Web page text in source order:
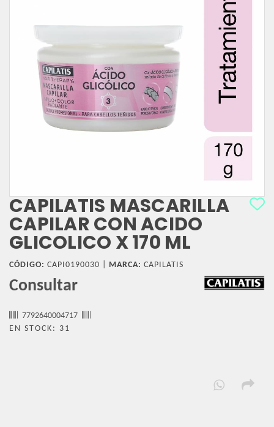
CAPILATIS MASCARILLA
CAPILAR CON ACIDO
GLICOLICO X 170 ML
CÓDIGO: CAPI0190030 | MARCA: CAPILATIS
Consultar
7792640004717
EN STOCK: 31